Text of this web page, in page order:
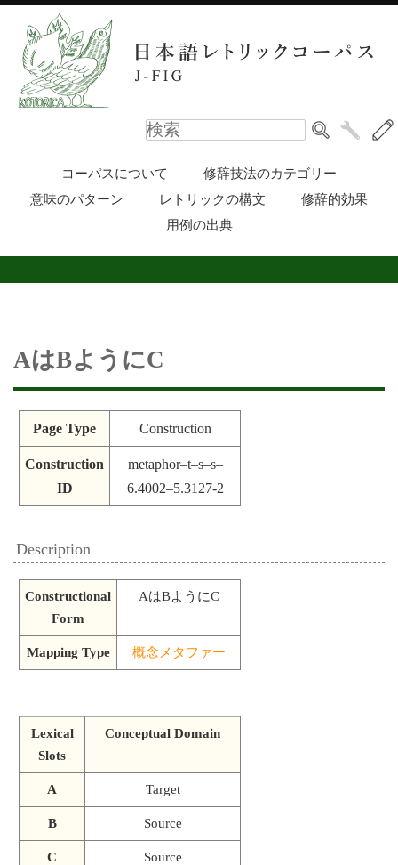
コーパスについて
修辞技法のカテゴリー
意味のパターン
レトリックの構文
修辞的効果
用例の出典
AはBようにC
Page Type Construction
Construction
ID
metaphor–t–s–s–
6.4002–5.3127-2
Description
Constructional
Form
AはBようにC
Mapping Type 概念メタファー
Lexical
Slots
Conceptual Domain
A Target
B Source
C Source